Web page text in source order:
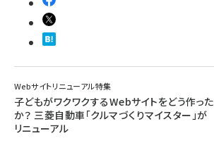
Webサイトリニューアル特集
子どもがワクワクするWebサイトをどう作った
か？ 三菱自動車「クルマづくりマイスター」が
リニューアル